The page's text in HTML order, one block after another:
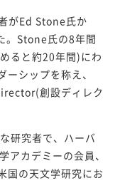
がEd Stone氏か
。Stone氏の8年間
ると約20年間)にわ
シップを称え、
創設ディレク
研究者で、ハーバ
アカデミーの会員、
国の天文学研究にお